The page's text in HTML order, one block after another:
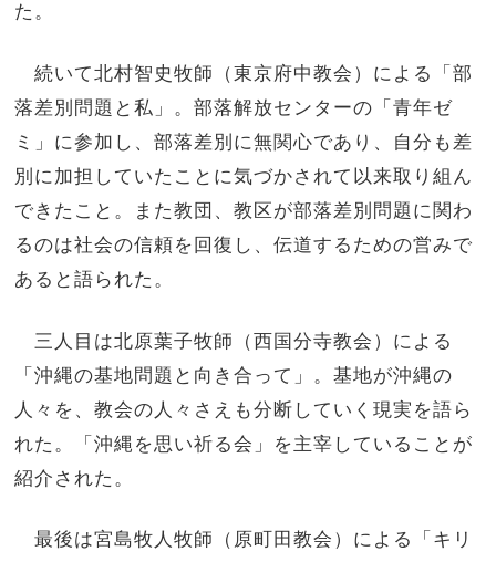
た。
続いて北村智史牧師（東京府中教会）による「部
落差別問題と私」。部落解放センターの「青年ゼ
ミ」に参加し、部落差別に無関心であり、自分も差
別に加担していたことに気づかされて以来取り組ん
できたこと。また教団、教区が部落差別問題に関わ
るのは社会の信頼を回復し、伝道するための営みで
あると語られた。
三人目は北原葉子牧師（西国分寺教会）による
「沖縄の基地問題と向き合って」。基地が沖縄の
人々を、教会の人々さえも分断していく現実を語ら
れた。「沖縄を思い祈る会」を主宰していることが
紹介された。
最後は宮島牧人牧師（原町田教会）による「キリ